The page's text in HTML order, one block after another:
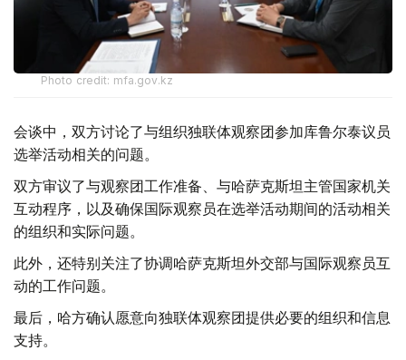
Photo credit: mfa.gov.kz
会谈中，双方讨论了与组织独联体观察团参加库鲁尔泰议员
选举活动相关的问题。
双方审议了与观察团工作准备、与哈萨克斯坦主管国家机关
互动程序，以及确保国际观察员在选举活动期间的活动相关
的组织和实际问题。
此外，还特别关注了协调哈萨克斯坦外交部与国际观察员互
动的工作问题。
最后，哈方确认愿意向独联体观察团提供必要的组织和信息
支持。